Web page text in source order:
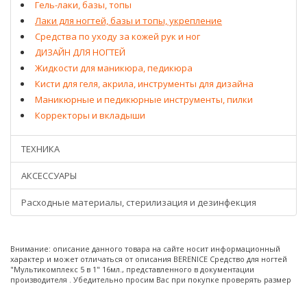
Гель-лаки, базы, топы
Лаки для ногтей, базы и топы, укрепление
Средства по уходу за кожей рук и ног
ДИЗАЙН ДЛЯ НОГТЕЙ
Жидкости для маникюра, педикюра
Кисти для геля, акрила, инструменты для дизайна
Маникюрные и педикюрные инструменты, пилки
Корректоры и вкладыши
ТЕХНИКА
АКСЕССУАРЫ
Расходные материалы, стерилизация и дезинфекция
Внимание: описание данного товара на сайте носит информационный
характер и может отличаться от описания BERENICE Средство для ногтей
"Мультикомплекс 5 в 1" 16мл., представленного в документации
производителя . Убедительно просим Вас при покупке проверять размер